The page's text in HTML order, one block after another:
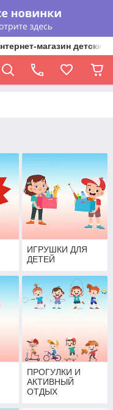
магазин
ИГРУШКИ ДЛЯ
ДЕТЕЙ
ПРОГУЛКИ И
АКТИВНЫЙ
ОТДЫХ